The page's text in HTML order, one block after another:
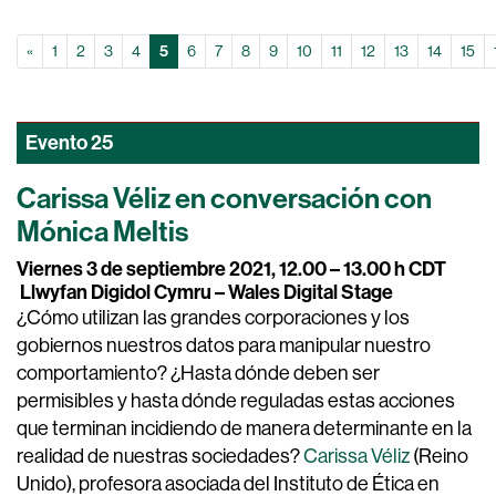
«pagina anterior
1 2 3 4 5(actual)
6 7 8 9 10 11 12 13 14 15
Evento25
Carissa Véliz en conversación con
Mónica Meltis
Viernes 3 de septiembre 2021, 12.00 – 13.00 h CDT
Llwyfan Digidol Cymru – Wales Digital Stage
¿Cómo utilizan las grandes corporaciones y los
gobiernos nuestros datos para manipular nuestro
comportamiento? ¿Hasta dónde deben ser
permisibles y hasta dónde reguladas estas acciones
que terminan incidiendo de manera determinante en la
realidad de nuestras sociedades?Carissa Véliz (Reino
Unido), profesora asociada del Instituto de Ética en